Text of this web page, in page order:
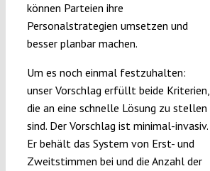
können Parteien ihre
Personalstrategien umsetzen und
besser planbar machen.
Um es noch einmal festzuhalten:
unser Vorschlag erfüllt beide Kriterien,
die an eine schnelle Lösung zu stellen
sind. Der Vorschlag ist minimal-invasiv.
Er behält das System von Erst- und
Zweitstimmen bei und die Anzahl der